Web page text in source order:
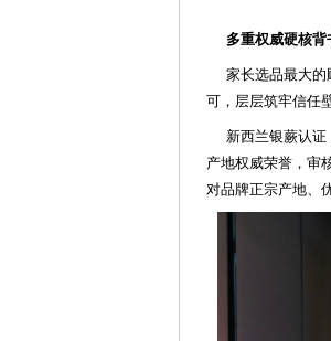
多重权威硬核
家长选品最大的
可，层层筑牢信任
新西兰银蕨认
产地权威荣誉，审
对品牌正宗产地、